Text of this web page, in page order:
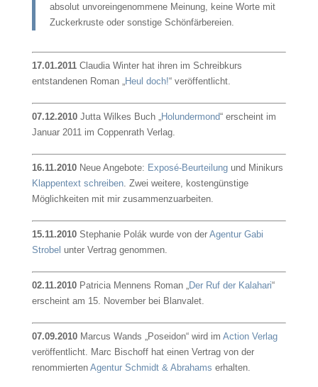
absolut unvoreingenommene Meinung, keine Worte mit
Zuckerkruste oder sonstige Schönfärbereien.
17.01.2011Claudia Winter hat ihren im Schreibkurs
entstandenen Roman „ Heul doch!“ veröffentlicht.
07.12.2010Jutta Wilkes Buch „ Holundermond“ erscheint im
Januar 2011 im Coppenrath Verlag.
16.11.2010Neue Angebote: Exposé-Beurteilungund Minikurs
Klappentext schreiben. Zwei weitere, kostengünstige
Möglichkeiten mit mir zusammenzuarbeiten.
15.11.2010Stephanie Polák wurde von der Agentur Gabi
Strobel unter Vertrag genommen.
02.11.2010Patricia Mennens Roman „ Der Ruf der Kalahari“
erscheint am 15. November bei Blanvalet.
07.09.2010Marcus Wands „Poseidon“ wird im Action Verlag
veröffentlicht. Marc Bischoff hat einen Vertrag von der
renommierten Agentur Schmidt & Abrahams erhalten.